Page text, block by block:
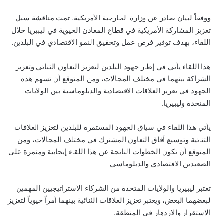
ووفقاً لبيان صادر عن وزارة الخارجية الأمريكية، تمت مناقشة سبل
تعزيز المشاركة الأمريكية في قطاع المعادن الحيوية في ليبيريا خلال
اللقاء، بهدف توفير فرص عمل وتحقيق النمو الاقتصادي في البلدين.
هذا اللقاء يأتي في إطار جهود البلدين لتعزيز التعاون الثنائي وتعزيز
الشراكة بينهما في مختلف المجالات، ومن المتوقع أن تسهم هذه
الجهود في تعزيز العلاقات الاقتصادية والدبلوماسية بين الولايات
المتحدة وليبيريا.
يأتي هذا اللقاء في سياق الجهود المستمرة للبلدين لتعزيز العلاقات
الثنائية وتوسيع آفاق التعاون المشترك في مختلف المجالات، ومن
المتوقع أن تكون الخطوات الناتجة عن هذا اللقاء إيجابية ومثمرة على
الصعيدين الاقتصادي والدبلوماسي.
تعتبر ليبيريا والولايات المتحدة من الشركاء الاستراتيجيين المهمين
لبعضهما البعض، ويعتبر تعزيز العلاقات الثنائية بينهما أمراً حيوياً لتعزيز
الاستقرار والازدهار في المنطقة.